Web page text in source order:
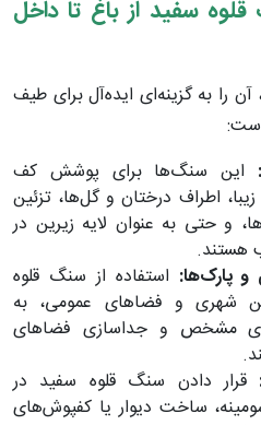
سفید از باغ تا داخل
را به گزینه‌ای ایده‌آل برای طیف
این سنگ‌ها برای پوشش کف
اطراف درختان و گل‌ها، تزئین
و حتی به عنوان لایه زیرین در
هستند.
پارک‌ها: استفاده از سنگ قلوه
شهری و فضاهای عمومی، به
مشخص و جداسازی فضاهای
قرار دادن سنگ قلوه سفید در
ساخت دیوار یا کفپوش‌های